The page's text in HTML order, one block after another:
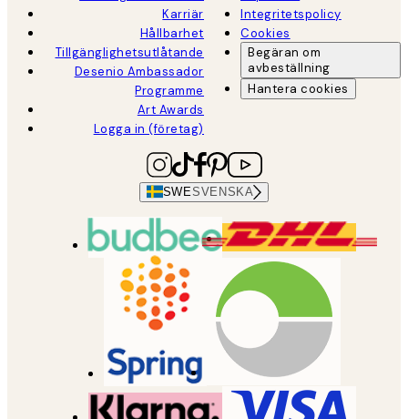
Karriär
Hållbarhet
Tillgänglighetsutlåtande
Desenio Ambassador
Programme
Art Awards
Logga in (företag)
Integritetspolicy
Cookies
Begäran om
avbeställning
Hantera cookies
SWESVENSKA